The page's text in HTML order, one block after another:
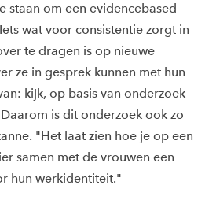
staan om een evidencebased
wat voor consistentie zorgt in
te dragen is op nieuwe
ze in gesprek kunnen met hun
kijk, op basis van onderzoek
is dit onderzoek ook zo
"Het laat zien hoe je op een
samen met de vrouwen een
hun werkidentiteit."